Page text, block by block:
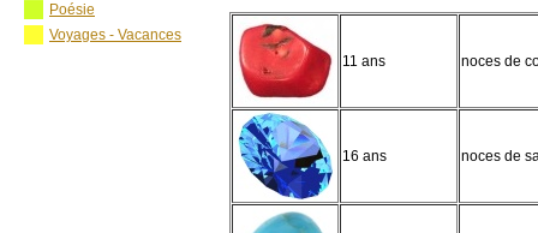
Poésie
Voyages - Vacances
11 ans noces de
16 ans noces de